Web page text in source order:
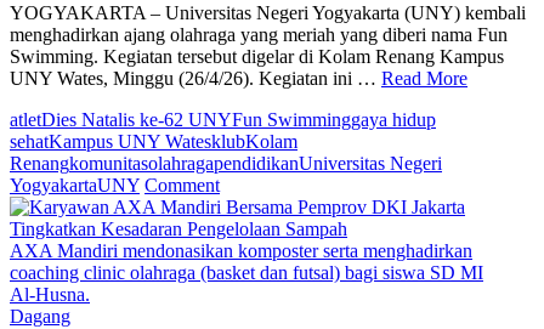
YOGYAKARTA – Universitas Negeri Yogyakarta (UNY) kembali
menghadirkan ajang olahraga yang meriah yang diberi nama Fun
Swimming. Kegiatan tersebut digelar di Kolam Renang Kampus
UNY Wates, Minggu (26/4/26). Kegiatan ini … Read More
atletDies Natalis ke-62 UNYFun Swimminggaya hidup
sehatKampus UNY WatesklubKolam
RenangkomunitasolahragapendidikanUniversitas Negeri
YogyakartaUNY Commenton
Universitas
Negeri
Yogyakarta
Gelar
AXA Mandiri mendonasikan komposter serta menghadirkan
coaching clinic olahraga (basket dan futsal) bagi siswa SD MI
Al‑Husna.
Dagang